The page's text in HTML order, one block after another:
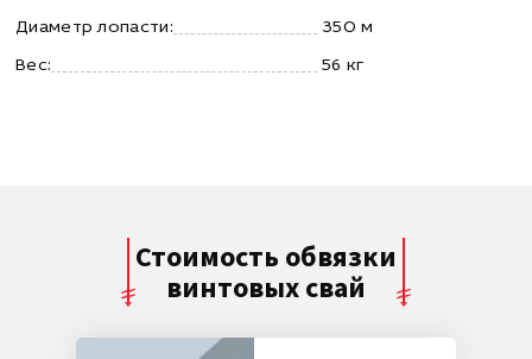
Диаметр лопасти: 350 м
Вес: 56 кг
Стоимость обвязки
винтовых свай